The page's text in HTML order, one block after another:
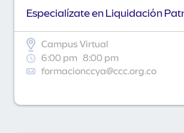
Especialízate en Liquidación
Campus Virtual
6:00 pm 8:00 pm
formacionccya@ccc.org.co